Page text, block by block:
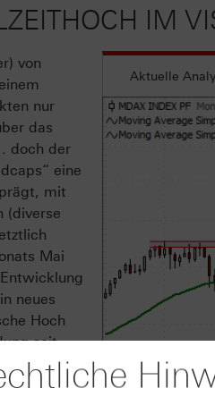
IM
Aktuelle
von
nur
das
doch der
eine
mit
(diverse
Mai
neues
Hoch
seit
Teil